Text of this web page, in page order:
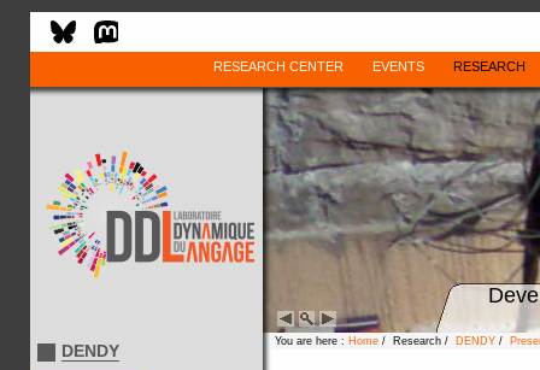
RESEARCH CENTER EVENTS RESEARCH
DENDY You are here : Home / Research / DENDY /